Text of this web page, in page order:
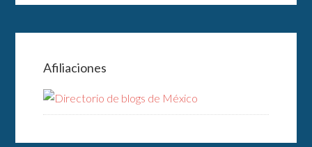
Afiliaciones